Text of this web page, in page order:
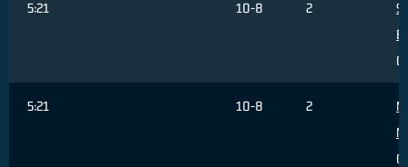
5:21 10-8 2
5:21 10-8 2